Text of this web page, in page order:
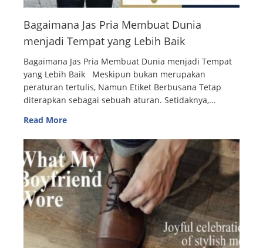
Bagaimana Jas Pria Membuat Dunia
menjadi Tempat yang Lebih Baik
Bagaimana Jas Pria Membuat Dunia menjadi Tempat
yang Lebih Baik Meskipun bukan merupakan
peraturan tertulis, Namun Etiket Berbusana Tetap
diterapkan sebagai sebuah aturan. Setidaknya,…
Read More